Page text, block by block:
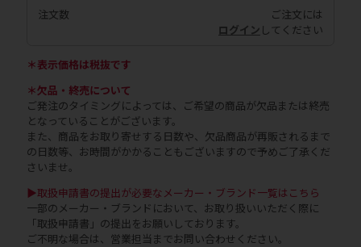
注文数
ご注文には
ログイン してください
＊表示価格は税抜です
＊欠品・終売について
ご発注のタイミングによっては、ご希望の商品が欠品または終売
となっていることがございます。
また、商品をお取り寄せする日数や、欠品商品が再販されるまで
の日数等、お時間がかかることもございますので予めご了承くだ
さいませ。
▶取扱申請書の提出が必要なメーカー・ブランド一覧はこちら
一部のメーカー・ブランドにおいて、お取り扱いいただく際に
「取扱申請書」の提出をお願いしております。
ご不明な場合は、営業担当までお問い合わせください。